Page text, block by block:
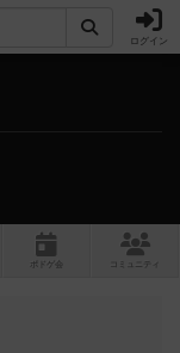
ログイン
ボ ドゲ コミュニティ